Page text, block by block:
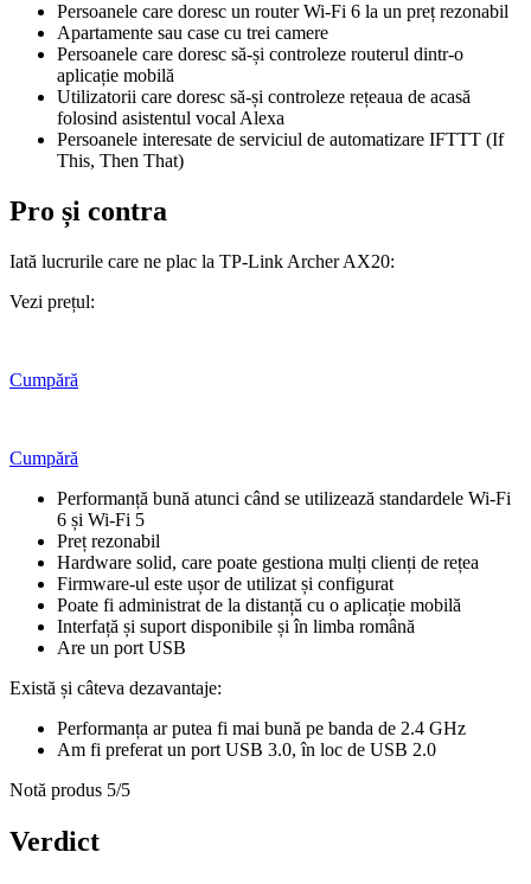
Persoanele care doresc un router Wi-Fi 6 la un preț rezonabil
Apartamente sau case cu trei camere
Persoanele care doresc să-și controleze routerul dintr-o
aplicație mobilă
Utilizatorii care doresc să-și controleze rețeaua de acasă
folosind asistentul vocal Alexa
Persoanele interesate de serviciul de automatizare IFTTT (If
This, Then That)
Pro și contra
Iată lucrurile care ne plac la TP-Link Archer AX20:
Vezi prețul:
Cumpără
Cumpără
Performanță bună atunci când se utilizează standardele Wi-Fi
6 și Wi-Fi 5
Preț rezonabil
Hardware solid, care poate gestiona mulți clienți de rețea
Firmware-ul este ușor de utilizat și configurat
Poate fi administrat de la distanță cu o aplicație mobilă
Interfață și suport disponibile și în limba română
Are un port USB
Există și câteva dezavantaje:
Performanța ar putea fi mai bună pe banda de 2.4 GHz
Am fi preferat un port USB 3.0, în loc de USB 2.0
Notă produs 5/5
Verdict